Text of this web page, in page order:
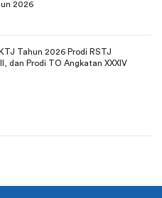
2026
Tahun 2026 Prodi RSTJ
dan Prodi TO Angkatan XXXIV